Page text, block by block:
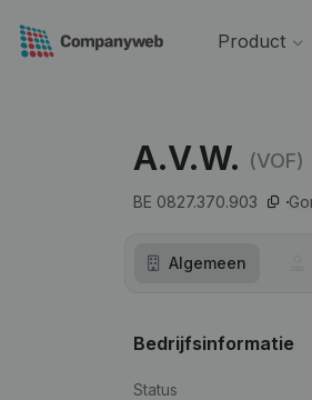
Product
A.V.W. (VOF)
BE 0827.370.903
Algemeen
Bedrijfsinformatie
Status